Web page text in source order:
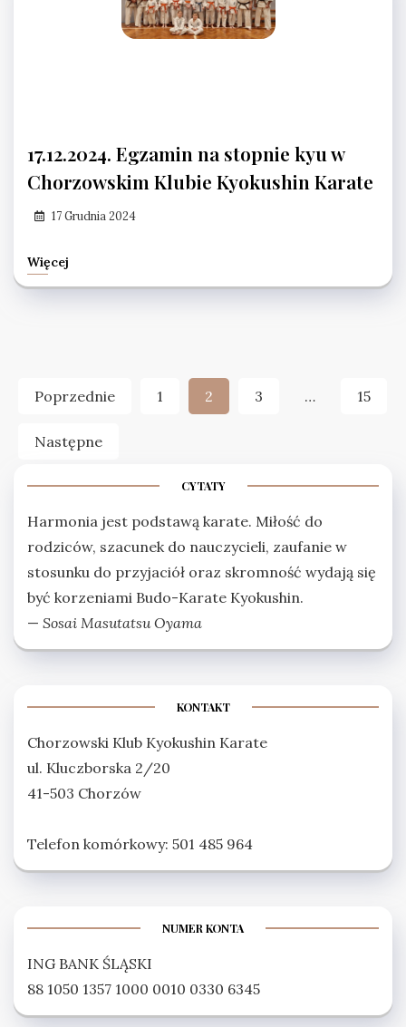
17.12.2024. Egzamin na stopnie kyu w
Chorzowskim Klubie Kyokushin Karate
17 Grudnia 2024
Więcej
Stronicowanie
Poprzednie 1 2 3 … 15
Następne
CYTATY
Harmonia jest podstawą karate. Miłość do
rodziców, szacunek do nauczycieli, zaufanie w
stosunku do przyjaciół oraz skromność wydają się
być korzeniami Budo-Karate Kyokushin.
— Sosai Masutatsu Oyama
KONTAKT
Chorzowski Klub Kyokushin Karate
ul. Kluczborska 2/20
41-503 Chorzów
Telefon komórkowy: 501 485 964
NUMER KONTA
ING BANK ŚLĄSKI
88 1050 1357 1000 0010 0330 6345